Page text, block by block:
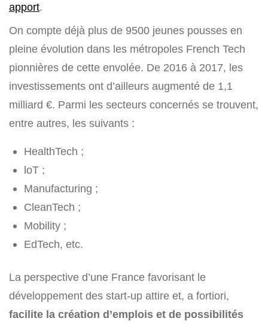
apport.
On compte déjà plus de 9500 jeunes pousses en
pleine évolution dans les métropoles French Tech
pionnières de cette envolée. De 2016 à 2017, les
investissements ont d’ailleurs augmenté de 1,1
milliard €. Parmi les secteurs concernés se trouvent,
entre autres, les suivants :
HealthTech ;
loT ;
Manufacturing ;
CleanTech ;
Mobility ;
EdTech, etc.
La perspective d’une France favorisant le
développement des start-up attire et, a fortiori,
facilite la création d’emplois et de possibilités